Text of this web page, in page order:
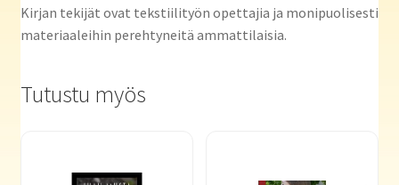
Kirjan tekijät ovat tekstiilityön opettajia ja monipuolisesti
materiaaleihin perehtyneitä ammattilaisia.
Tutustu myös